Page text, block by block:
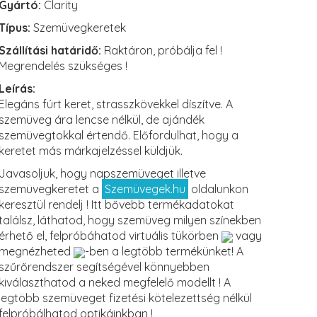
Clarity
Szemüvegkeretek
határidő: Raktáron, próbálja fel !
szükséges !
fúrt keret, strasszkövekkel díszítve. A
ára lencse nélkül, de ajándék
értendő. Előfordulhat, hogy a
más márkajelzéssel küldjük.
hogy napszemüveget illetve
a Szemüvegek.hu oldalunkon
rendelj ! Itt bővebb termékadatokat
láthatod, hogy szemüveg milyen színekben
el, felpróbáhatod virtuális tükörben
vagy
-ben a legtöbb termékünket! A
segítségével könnyebben
a neked megfelelő modellt ! A
szemüveget fizetési kötelezettség nélkül
optikáinkban !